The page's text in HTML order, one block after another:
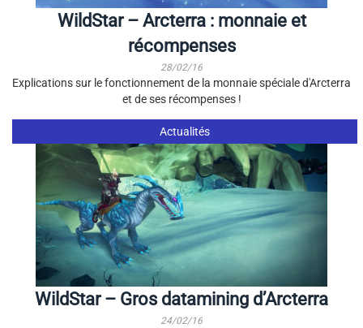
WildStar – Arcterra : monnaie et
récompenses
28/02/16
Explications sur le fonctionnement de la monnaie spéciale d'Arcterra
et de ses récompenses !
Actualités
WildStar – Gros datamining d’Arcterra
24/02/16